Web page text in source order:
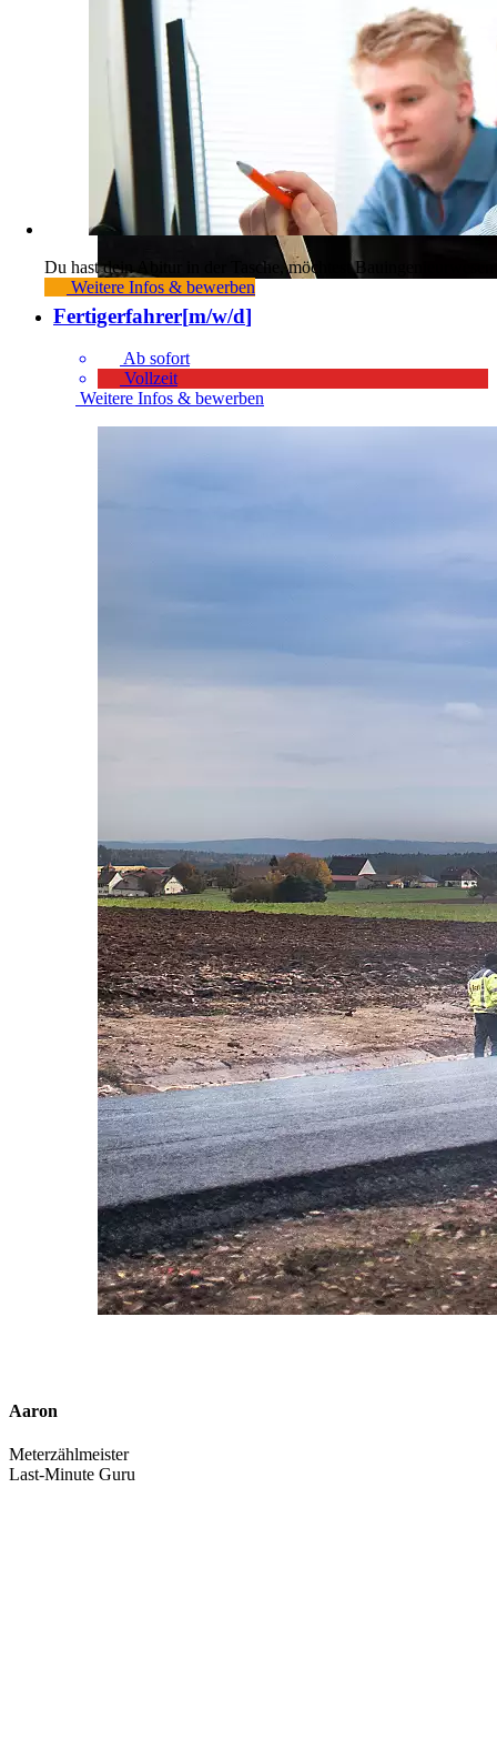
Du hast dein Abitur in der Tasche, möchtest
Weitere Infos & bewerben
Fertigerfahrer[m/w/d]
Ab sofort
Vollzeit
Weitere Infos & bewerben
Aaron
Meterzählmeister
Last-Minute Guru